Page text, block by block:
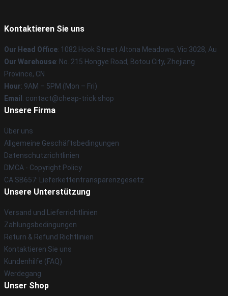
Kontaktieren Sie uns
Our Head Office: 1082 Hook Street Altona Meadows, Vic 3028, Au
Our Warehouse: No. 215 Hongye Road, Botou City, Zhejiang
Province, CN
Hour: 9AM – 5PM (Mon – Fri)
Email : contact@cheap-trick.shop
Unsere Firma
Über uns
Allgemeine Geschäftsbedingungen
Datenschutzrichtlinien
DMCA - Copyright Policy
CA SB657: Lieferkettentransparenzgesetz
Unsere Unterstützung
Versand und Lieferrichtlinien
Zahlungsbedingungen
Return & Refund Richtlinien
Kontaktieren Sie uns
Kundenhilfe (FAQ)
Werdegang
Unser Shop